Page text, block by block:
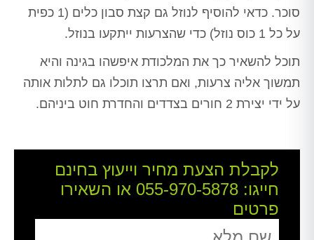
סוכר. כדאי להוסיף לנוזל גם קצת סבון כלים (1 כפית
על כל 1 כוס נוזל) כדי שהצרעות ייתקעו בנוזל.
תוכל להשאיר כך את המלכודת איפשהו בגינה והיא
תמשוך אליה צרעות, ואם תרצו תוכלו גם לתלות אותה
על ידי יצירת 2 חורים בצדדים והחדרת חוט ביניהם.
לקבלת הצעת מחיר וייעוץ בחינם
חייגו: 055-970-5878 או השאירו
פרטים